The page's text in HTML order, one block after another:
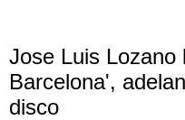
Jose Luis Lozano
Barcelona',
disco